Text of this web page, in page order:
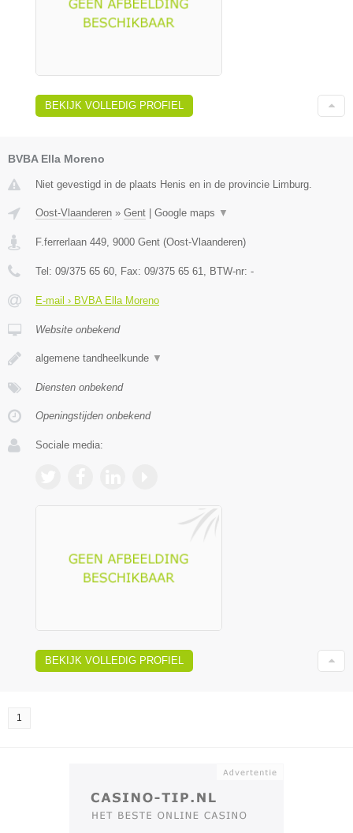
BEKIJK VOLLEDIG PROFIEL
BVBA Ella Moreno
Niet gevestigd in de plaats Henis en in de provincie Limburg.
Oost-Vlaanderen » Gent Google maps ▼
F.ferrerlaan 449, 9000 Gent (Oost-Vlaanderen)
Tel: 09/375 65 60, Fax: 09/375 65 61, BTW-nr: -
E-mail › BVBA Ella Moreno
Website onbekend
algemene tandheelkunde ▼
Diensten onbekend
Openingstijden onbekend
Sociale media:
BEKIJK VOLLEDIG PROFIEL
1